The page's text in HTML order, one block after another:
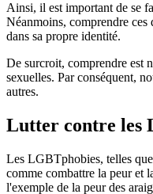
Ainsi, il est important de se
Néanmoins, comprendre ces
dans sa propre identité.
De surcroit, comprendre est
sexuelles. Par conséquent,
autres.
Lutter contre les
Les LGBTphobies, telles
comme combattre la peur et
l'exemple de la peur des